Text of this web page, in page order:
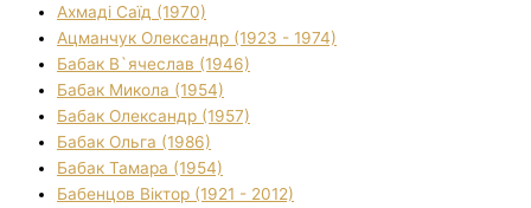
Ахмаді Саїд (1970)
Ацманчук Олександр (1923 - 1974)
Бабак В`ячеслав (1946)
Бабак Микола (1954)
Бабак Олександр (1957)
Бабак Ольга (1986)
Бабак Тамара (1954)
Бабенцов Віктор (1921 - 2012)